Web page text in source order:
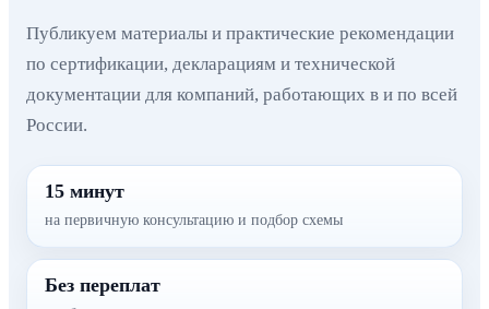
Публикуем материалы и практические рекомендации
по сертификации, декларациям и технической
документации для компаний, работающих в и по всей
России.
15 минут
на первичную консультацию и подбор схемы
Без переплат